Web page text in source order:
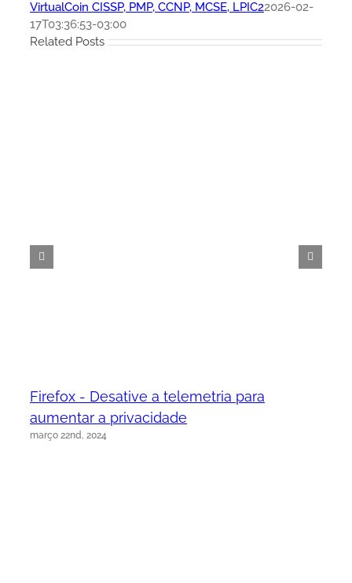
VirtualCoin CISSP, PMP, CCNP, MCSE, LPIC22026-02-
17T03:36:53-03:00
Related Posts
Firefox - Desative a telemetria para
aumentar a privacidade
março 22nd, 2024